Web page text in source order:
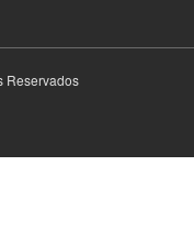
Reservados